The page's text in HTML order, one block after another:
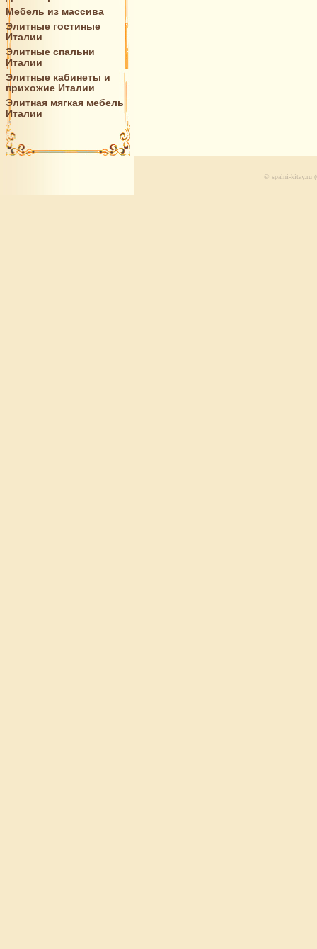
Мебель из массива
Элитные гостиные
Италии
Элитные спальни
Италии
Элитные кабинеты и
прихожие Италии
Элитная мягкая мебель
Италии
© spalni-kitay.ru